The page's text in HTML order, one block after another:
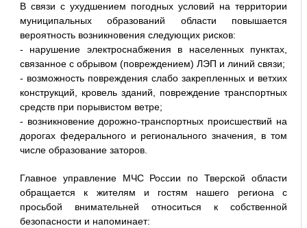
В связи с ухудшением погодных условий на территории
муниципальных образований области повышается
вероятность возникновения следующих рисков:
- нарушение электроснабжения в населенных пунктах,
связанное с обрывом (повреждением) ЛЭП и линий связи;
- возможность повреждения слабо закрепленных и ветхих
конструкций, кровель зданий, повреждение транспортных
средств при порывистом ветре;
- возникновение дорожно-транспортных происшествий на
дорогах федерального и регионального значения, в том
числе образование заторов.
Главное управление МЧС России по Тверской области
обращается к жителям и гостям нашего региона с
просьбой внимательней относиться к собственной
безопасности и напоминает: